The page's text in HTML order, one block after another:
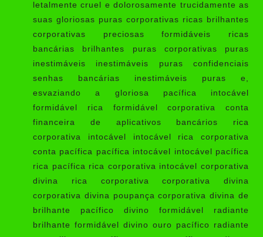
letalmente cruel e dolorosamente trucidamente as
suas gloriosas puras corporativas ricas brilhantes
corporativas preciosas formidáveis ricas
bancárias brilhantes puras corporativas puras
inestimáveis inestimáveis puras confidenciais
senhas bancárias inestimáveis puras e,
esvaziando a gloriosa pacífica intocável
formidável rica formidável corporativa conta
financeira de aplicativos bancários rica
corporativa intocável intocável rica corporativa
conta pacífica pacífica intocável intocável pacífica
rica pacífica rica corporativa intocável corporativa
divina rica corporativa corporativa divina
corporativa divina poupança corporativa divina de
brilhante pacífico divino formidável radiante
brilhante formidável divino ouro pacífico radiante